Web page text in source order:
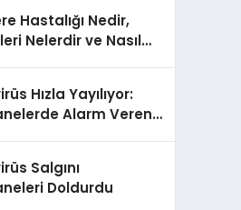
Hastalığı Nedir,
Nelerdir ve Nasıl
Hızla Yayılıyor:
Alarm Veren
Salgını
Doldurdu